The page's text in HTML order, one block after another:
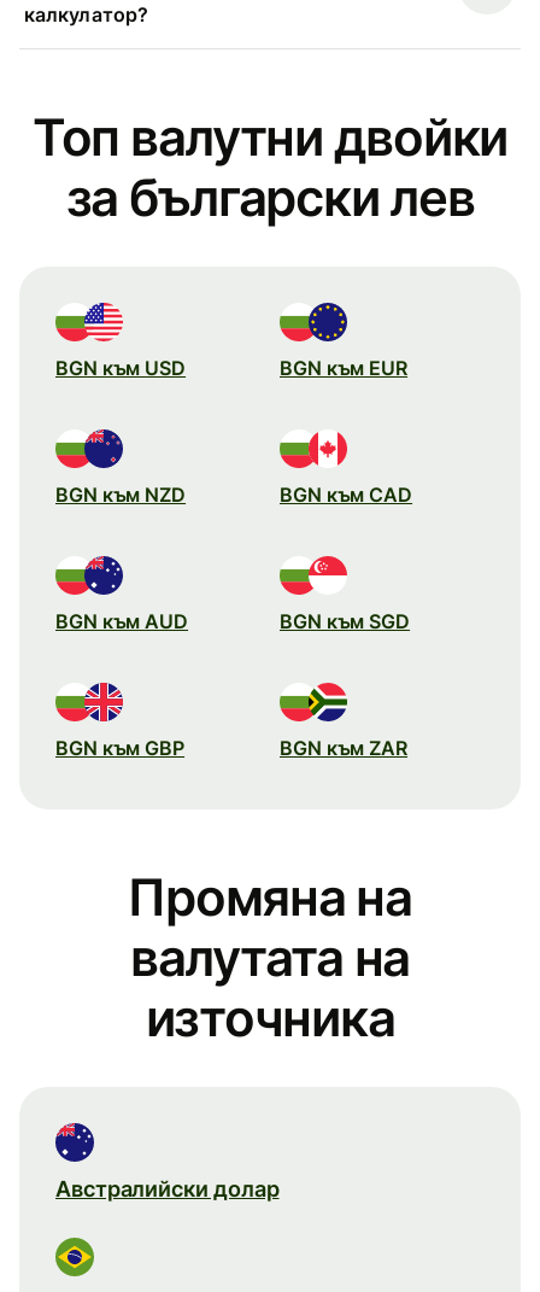
калкулатор?
Топ валутни двойки
за български лев
BGN към USD BGN към EUR
BGN към NZD BGN към CAD
BGN към AUD BGN към SGD
BGN към GBP BGN към ZAR
Промяна на
валутата на
източника
Австралийски долар